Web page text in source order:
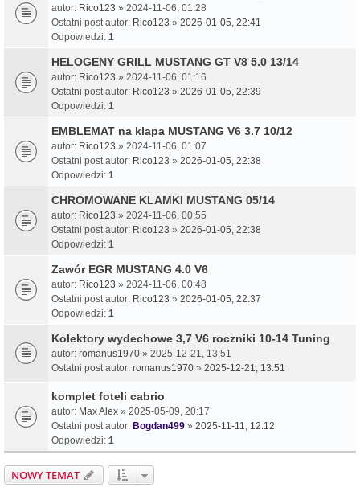
autor: Rico123 » 2024-11-06, 01:28
Ostatni post autor: Rico123 » 2026-01-05, 22:41
Odpowiedzi: 1
HELOGENY GRILL MUSTANG GT V8 5.0 13/14
autor: Rico123 » 2024-11-06, 01:16
Ostatni post autor: Rico123 » 2026-01-05, 22:39
Odpowiedzi: 1
EMBLEMAT na klapa MUSTANG V6 3.7 10/12
autor: Rico123 » 2024-11-06, 01:07
Ostatni post autor: Rico123 » 2026-01-05, 22:38
Odpowiedzi: 1
CHROMOWANE KLAMKI MUSTANG 05/14
autor: Rico123 » 2024-11-06, 00:55
Ostatni post autor: Rico123 » 2026-01-05, 22:38
Odpowiedzi: 1
Zawór EGR MUSTANG 4.0 V6
autor: Rico123 » 2024-11-06, 00:48
Ostatni post autor: Rico123 » 2026-01-05, 22:37
Odpowiedzi: 1
Kolektory wydechowe 3,7 V6 roczniki 10-14 Tuning
autor: romanus1970 » 2025-12-21, 13:51
Ostatni post autor: romanus1970 » 2025-12-21, 13:51
komplet foteli cabrio
autor: Max Alex » 2025-05-09, 20:17
Ostatni post autor: Bogdan499 » 2025-11-11, 12:12
Odpowiedzi: 1
NOWY TEMAT